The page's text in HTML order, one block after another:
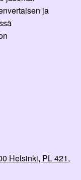
ja
Helsinki, PL 421,